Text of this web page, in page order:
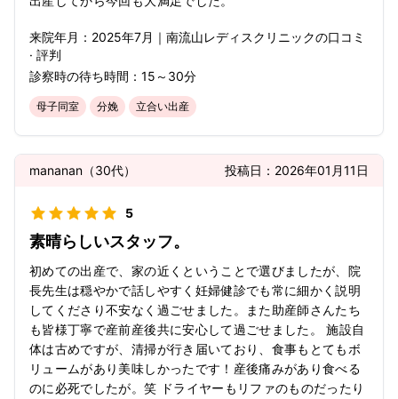
来院年月： 2025年7月 ｜ 南流山レディスクリニックの口コミ
· 評判
診察時の待ち時間： 15～30分
母子同室 分娩 立合い出産
mananan （30代） 投稿日： 2026年01月11日
5
素晴らしいスタッフ。
初めての出産で、家の近くということで選びましたが、院
長先生は穏やかで話しやすく妊婦健診でも常に細かく説明
してくださり不安なく過ごせました。また助産師さんたち
も皆様丁寧で産前産後共に安心して過ごせました。 施設自
体は古めですが、清掃が行き届いており、食事もとてもボ
リュームがあり美味しかったです！産後痛みがあり食べる
のに必死でしたが。笑 ドライヤーもリファのものだったり